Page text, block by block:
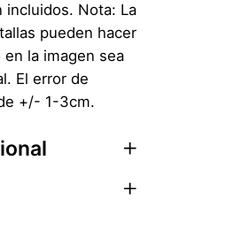
Nota: La
pueden hacer
la imagen sea
El error de
+/- 1-3cm.